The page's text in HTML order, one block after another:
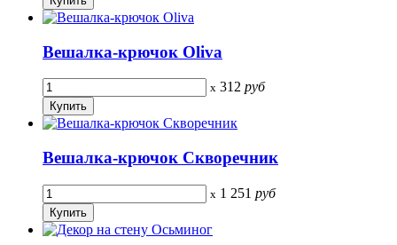
Вешалка-крючок Oliva
x 312 руб
Вешалка-крючок Скворечник
x 1 251 руб